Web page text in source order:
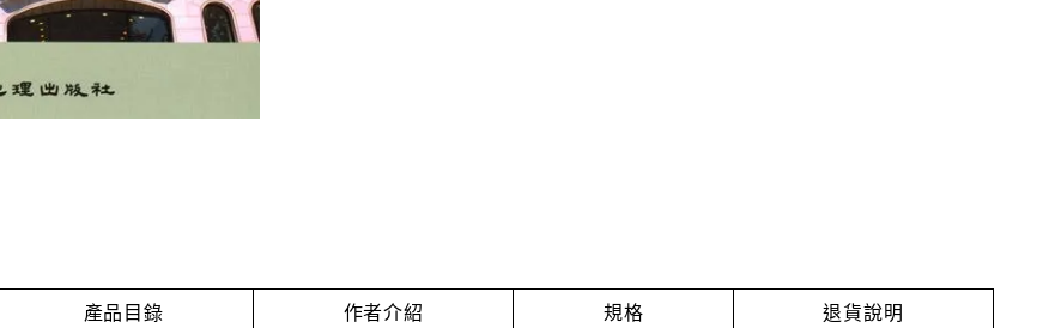
產品目錄 作者介紹 規格 退貨說明